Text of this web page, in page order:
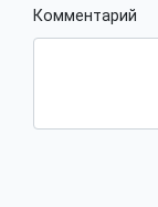
Комментарий